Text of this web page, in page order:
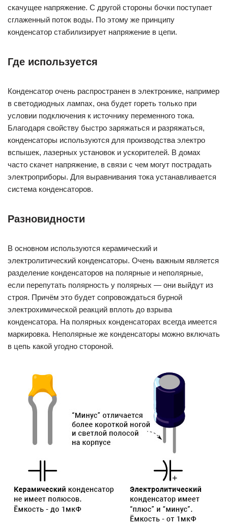
скачущее напряжение. С другой стороны бочки поступает
сглаженный поток воды. По этому же принципу
конденсатор стабилизирует напряжение в цепи.
Где используется
Конденсатор очень распространен в электронике, например
в светодиодных лампах, она будет гореть только при
условии подключения к источнику переменного тока.
Благодаря свойству быстро заряжаться и разряжаться,
конденсаторы используются для производства электро
вспышек, лазерных установок и ускорителей. В домах
часто скачет напряжение, в связи с чем могут пострадать
электроприборы. Для выравнивания тока устанавливается
система конденсаторов.
Разновидности
В основном используются керамический и
электролитический конденсаторы. Очень важным является
разделение конденсаторов на полярные и неполярные,
если перепутать полярность у полярных — они выйдут из
строя. Причём это будет сопровождаться бурной
электрохимической реакций вплоть до взрыва
конденсатора. На полярных конденсаторах всегда имеется
маркировка. Неполярные же конденсаторы можно включать
в цепь какой угодно стороной.